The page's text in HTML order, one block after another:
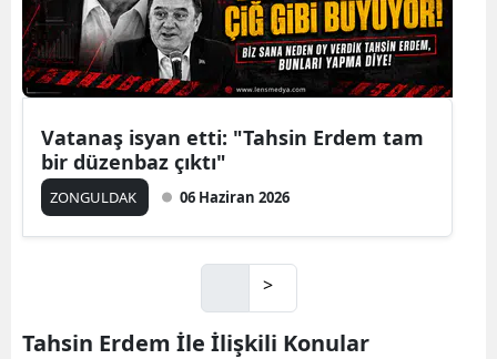
Vatanaş isyan etti: "Tahsin Erdem tam
bir düzenbaz çıktı"
ZONGULDAK 06 Haziran 2026
>
Tahsin Erdem İle İlişkili Konular